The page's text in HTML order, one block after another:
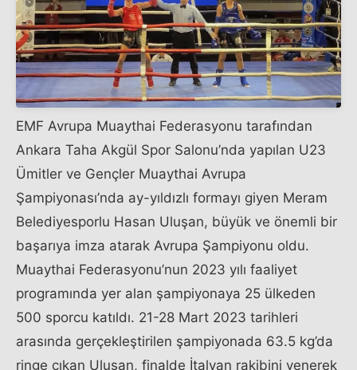
EMF Avrupa Muaythai Federasyonu tarafından
Ankara Taha Akgül Spor Salonu’nda yapılan U23
Ümitler ve Gençler Muaythai Avrupa
Şampiyonası’nda ay-yıldızlı formayı giyen Meram
Belediyesporlu Hasan Uluşan, büyük ve önemli bir
başarıya imza atarak Avrupa Şampiyonu oldu.
Muaythai Federasyonu’nun 2023 yılı faaliyet
programında yer alan şampiyonaya 25 ülkeden
500 sporcu katıldı. 21-28 Mart 2023 tarihleri
arasında gerçekleştirilen şampiyonada 63.5 kg’da
ringe çıkan Uluşan, finalde İtalyan rakibini yenerek